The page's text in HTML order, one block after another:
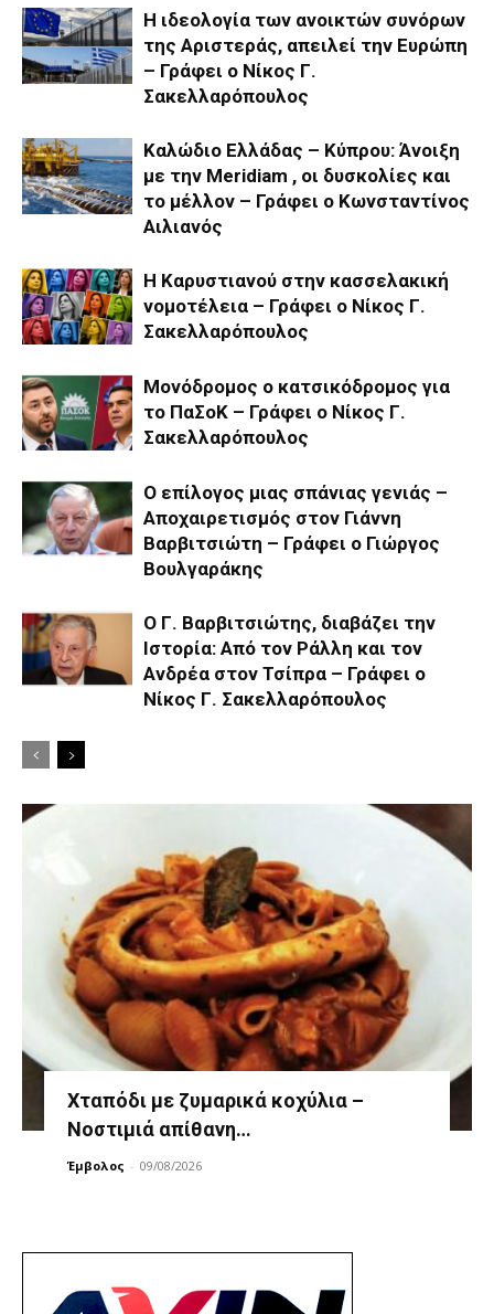
Η ιδεολογία των ανοικτών συνόρων
της Αριστεράς, απειλεί την Ευρώπη
– Γράφει ο Νίκος Γ.
Σακελλαρόπουλος
Καλώδιο Ελλάδας – Κύπρου: Άνοιξη
με την Meridiam , οι δυσκολίες και
το μέλλον – Γράφει ο Κωνσταντίνος
Αιλιανός
Η Καρυστιανού στην κασσελακική
νομοτέλεια – Γράφει ο Νίκος Γ.
Σακελλαρόπουλος
Μονόδρομος ο κατσικόδρομος για
το ΠαΣοΚ – Γράφει ο Νίκος Γ.
Σακελλαρόπουλος
Ο επίλογος μιας σπάνιας γενιάς –
Αποχαιρετισμός στον Γιάννη
Βαρβιτσιώτη – Γράφει ο Γιώργος
Βουλγαράκης
Ο Γ. Βαρβιτσιώτης, διαβάζει την
Ιστορία: Από τον Ράλλη και τον
Ανδρέα στον Τσίπρα – Γράφει ο
Νίκος Γ. Σακελλαρόπουλος
Χταπόδι με ζυμαρικά κοχύλια –
Νοστιμιά απίθανη…
Έμβολος - 09/08/2026